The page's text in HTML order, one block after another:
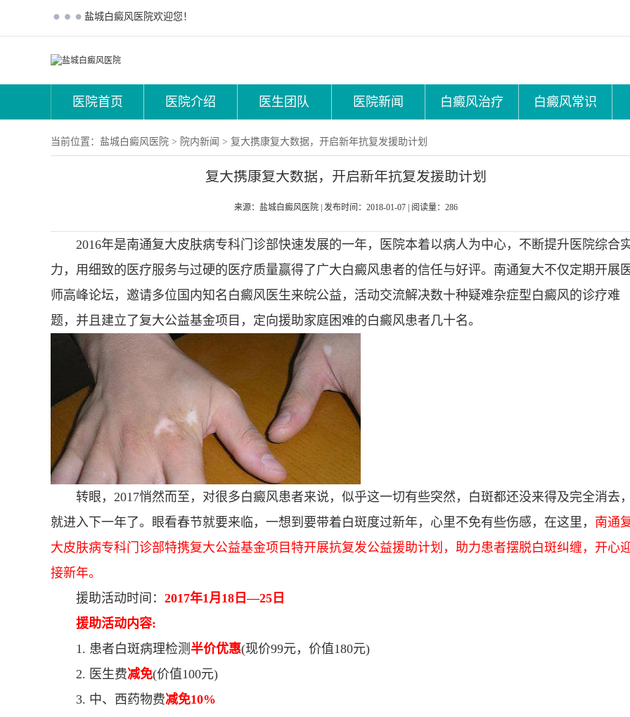
盐城白癜风医院欢迎您！
医院首页 医院介绍 医生团队 医院新闻 白癜风治疗 白癜风常识
当前位置： 盐城白癜风医院 > 院内新闻 > 复大携康复大数据，开启新年抗复发援助计划
复大携康复大数据，开启新年抗复发援助计划
来源：盐城白癜风医院 发布时间：2018-01-07 阅读量：286
2016年是南通复大皮肤病专科门诊部快速发展的一年，医院本着以病人为中心，不断提升医院综合
力，用细致的医疗服务与过硬的医疗质量赢得了广大白癜风患者的信任与好评。南通复大不仅定期开展
师高峰论坛，邀请多位国内知名白癜风医生来皖公益，活动交流解决数十种疑难杂症型白癜风的诊疗难
题，并且建立了复大公益基金项目，定向援助家庭困难的白癜风患者几十名。
转眼，2017悄然而至，对很多白癜风患者来说，似乎这一切有些突然，白斑都还没来得及完全消去，
就进入下一年了。眼看春节就要来临，一想到要带着白斑度过新年，心里不免有些伤感，在这里， 南通
大皮肤病专科门诊部特携复大公益基金项目特开展抗复发公益援助计划，助力患者摆脱白斑纠缠，开心
接新年。
援助活动时间： 2017年1月18日—25日
援助活动内容:
1. 患者白斑病理检测 半价优惠(现价99元，价值180元)
2. 医生费减免(价值100元)
3. 中、西药物费减免10%